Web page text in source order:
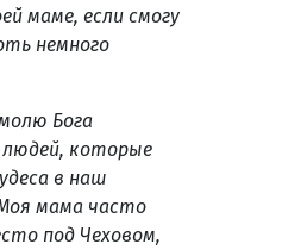
маме, если смогу
немного
Бога
людей, которые
в наш
мама часто
под Чеховом,